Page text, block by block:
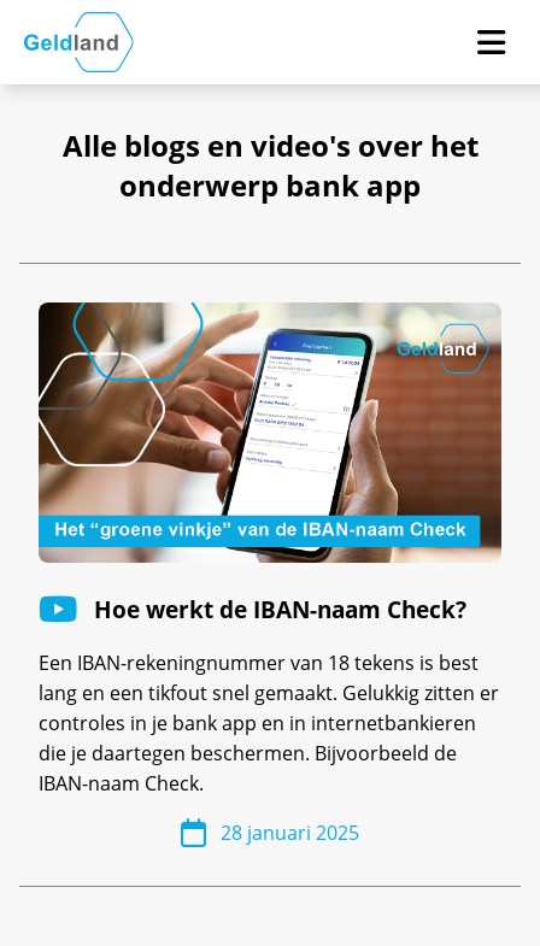
Alle blogs en video's over het
onderwerp bank app
Hoe werkt de IBAN-naam Check?
Een IBAN-rekeningnummer van 18 tekens is best
lang en een tikfout snel gemaakt. Gelukkig zitten er
controles in je bank app en in internetbankieren
die je daartegen beschermen. Bijvoorbeeld de
IBAN-naam Check.
28 januari 2025